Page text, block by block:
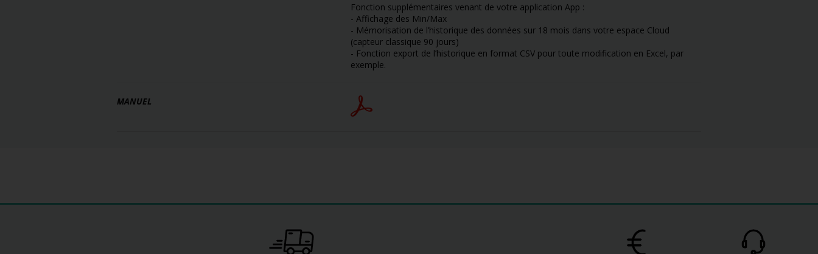
Fonction supplémentaires venant de votre application App :
- Affichage des Min/Max
- Mémorisation de l’historique des données sur 18 mois dans votre espace Cloud
(capteur classique 90 jours)
- Fonction export de l’historique en format CSV pour toute modification en Excel, par
exemple.
MANUEL